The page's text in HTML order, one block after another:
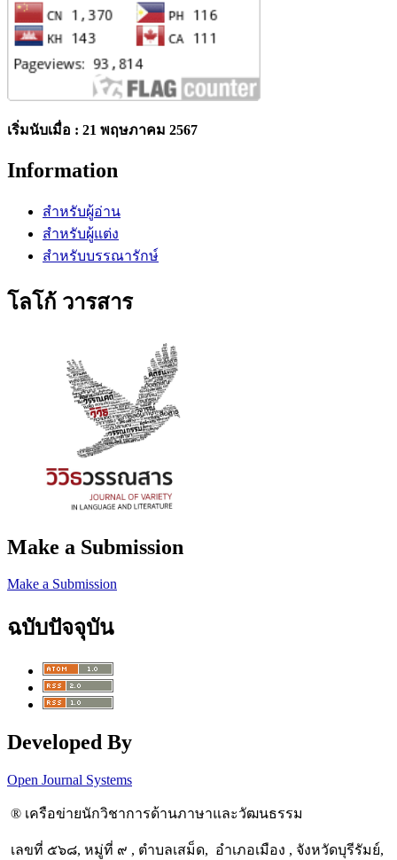
เริ่มนับเมื่อ : 21 พฤษภาคม 2567
Information
สำหรับผู้อ่าน
สำหรับผู้แต่ง
สำหรับบรรณารักษ์
โลโก้ วารสาร
Make a Submission
Make a Submission
ฉบับปัจจุบัน
Developed By
Open Journal Systems
® เครือข่ายนักวิชาการด้านภาษาและวัฒนธรรม
เลขที่ ๕๖๘, หมู่ที่ ๙ , ตำบลเสม็ด, อำเภอเมือง , จังหวัดบุรีรัมย์,